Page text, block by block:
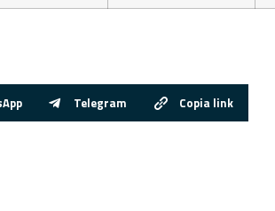
Telegram Copia link